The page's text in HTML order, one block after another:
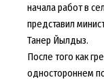
начала работ в
представил
Танер Йылдыз.
После того как
одностороннем